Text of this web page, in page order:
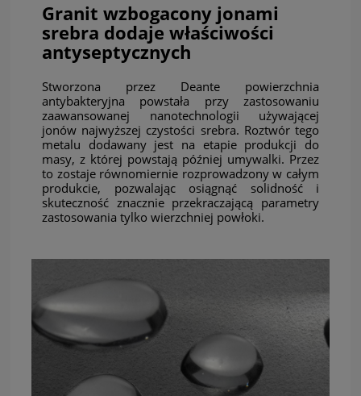
Granit wzbogacony jonami
srebra dodaje właściwości
antyseptycznych
Stworzona przez Deante powierzchnia
antybakteryjna powstała przy zastosowaniu
zaawansowanej nanotechnologii używającej
jonów najwyższej czystości srebra. Roztwór tego
metalu dodawany jest na etapie produkcji do
masy, z której powstają później umywalki. Przez
to zostaje równomiernie rozprowadzony w całym
produkcie, pozwalając osiągnąć solidność i
skuteczność znacznie przekraczającą parametry
zastosowania tylko wierzchniej powłoki.